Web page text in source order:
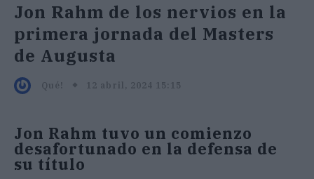
Jon Rahm de los nervios en la
primera jornada del Masters
de Augusta
Qué! 12 abril, 2024 15:15
Jon Rahm tuvo un comienzo
desafortunado en la defensa de
su título